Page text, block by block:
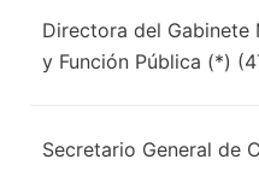
Directora del Gabinete
y Función Pública (*)
Secretario General de